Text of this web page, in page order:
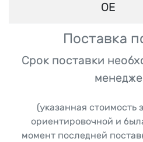
OE
Поставка
Срок поставки
(указанная стоимость
ориентировочной и
момент последней